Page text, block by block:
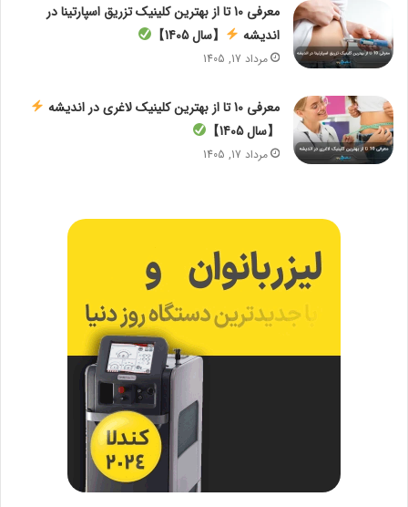
معرفی 10 تا از بهترین کلینیک تزریق اسپارتینا در
اندیشه
【سال 1405】
مرداد 17, 1405
معرفی 10 تا از بهترین کلینیک لاغری در اندیشه
【سال 1405】
مرداد 17, 1405